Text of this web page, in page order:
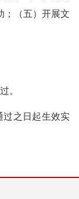
；（五）开展文
。
之日起生效实